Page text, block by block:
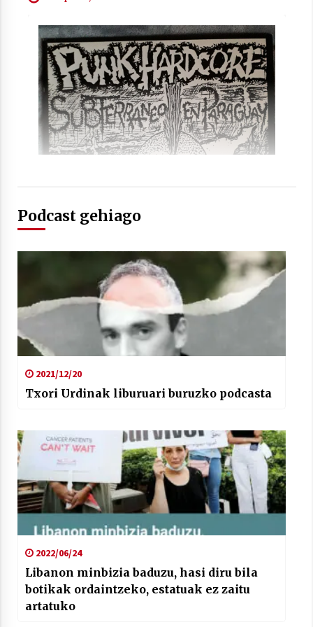
Arrosaren laburpen bideoa Hamaika
Telebistaren eskutik
2021/06/30
Podcast gehiago
2021/12/20
Txori Urdinak liburuari buruzko podcasta
2022/06/24
Libanon minbizia baduzu, hasi diru bila
botikak ordaintzeko, estatuak ez zaitu
artatuko